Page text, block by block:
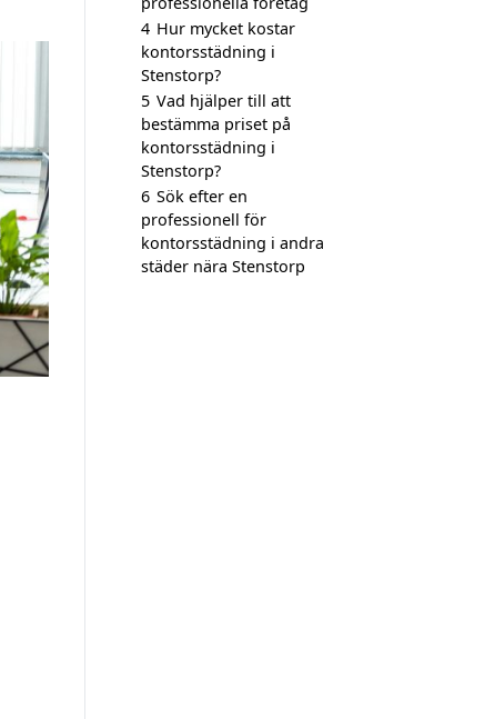
4 Hur mycket kostar
kontorsstädning i
Stenstorp?
5 Vad hjälper till att
bestämma priset på
kontorsstädning i
Stenstorp?
6 Sök efter en
professionell för
kontorsstädning i andra
städer nära Stenstorp